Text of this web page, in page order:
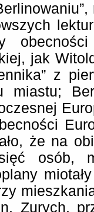
jak
z
miastu;
że na
osób,
Zurych,